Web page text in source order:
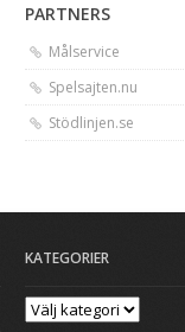
PARTNERS
Målservice
Spelsajten.nu
Stödlinjen.se
KATEGORIER